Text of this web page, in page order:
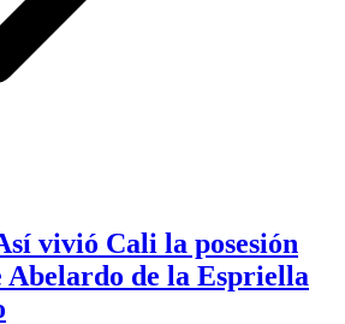
vivió Cali la posesión
Abelardo de la Espriella